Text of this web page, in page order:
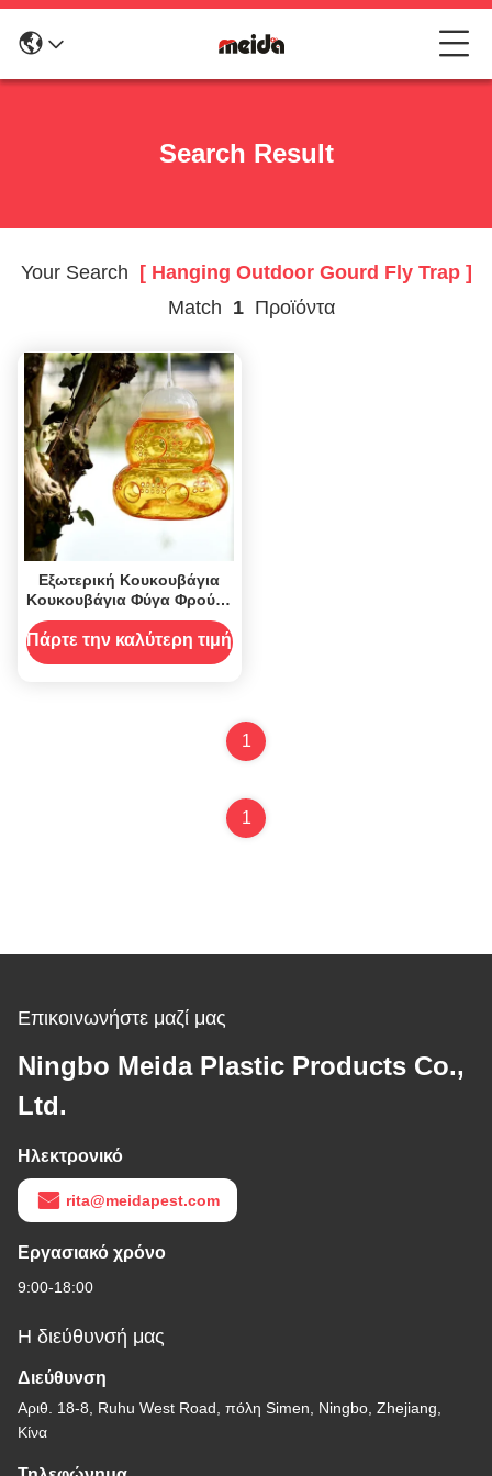
Search Result
Your Search [ Hanging Outdoor Gourd Fly Trap ]
Match 1 Προϊόντα
Εξωτερική Κουκουβάγια
Κουκουβάγια Φύγα Φρούτα
Σφήκα Πετούμενα Εντόμια
Παγίδα Φονιάς Κατακτητής
Πάρτε την καλύτερη τιμή
1
1
Επικοινωνήστε μαζί μας
Ningbo Meida Plastic Products Co.,
Ltd.
Ηλεκτρονικό
rita@meidapest.com
Εργασιακό χρόνο
9:00-18:00
Η διεύθυνσή μας
Διεύθυνση
Αριθ. 18-8, Ruhu West Road, πόλη Simen, Ningbo, Zhejiang,
Κίνα